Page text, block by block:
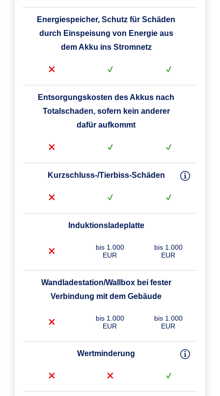
Energiespeicher, Schutz für Schäden
durch Einspeisung von Energie aus
dem Akku ins Stromnetz
Entsorgungskosten des Akkus nach
Totalschaden, sofern kein anderer
dafür aufkommt
Kurzschluss-/Tierbiss-Schäden
Induktionsladeplatte
bis 1.000
EUR
bis 1.000
EUR
Wandladestation/Wallbox bei fester
Verbindung mit dem Gebäude
bis 1.000
EUR
bis 1.000
EUR
Wertminderung